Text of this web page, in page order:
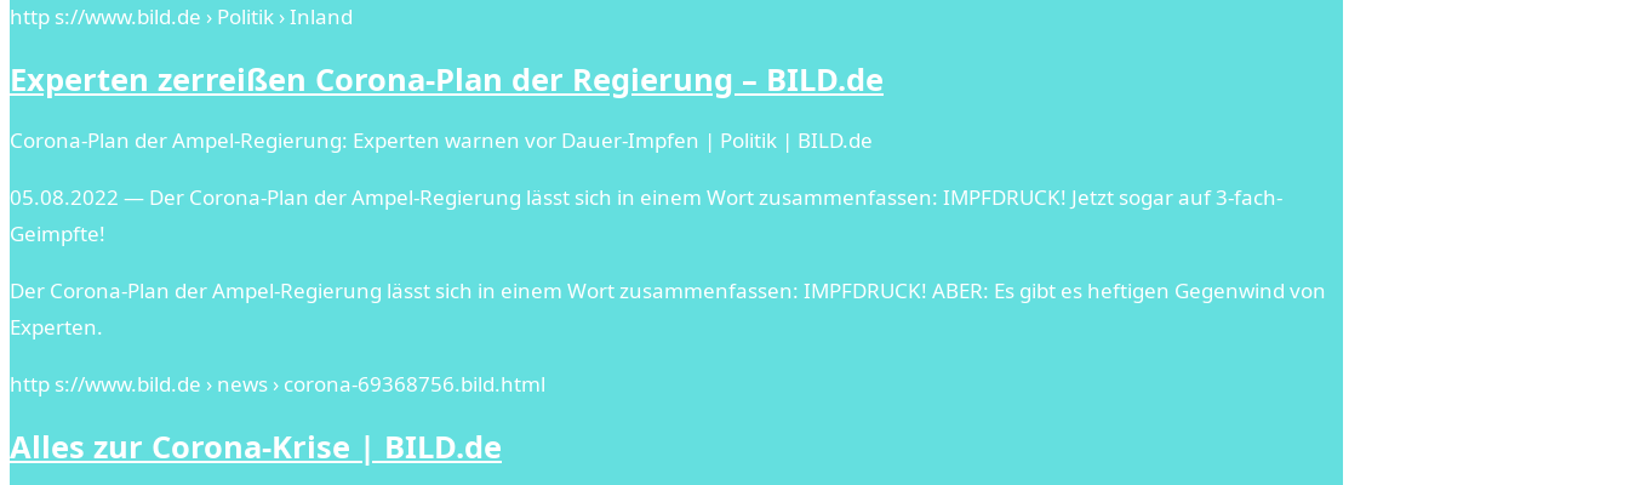
http s://www.bild.de › Politik › Inland
Experten zerreißen Corona-Plan der Regierung – BILD.de
Corona-Plan der Ampel-Regierung: Experten warnen vor Dauer-Impfen | Politik | BILD.de
05.08.2022 — Der Corona-Plan der Ampel-Regierung lässt sich in einem Wort zusammenfassen: IMPFDRUCK! Jetzt sogar auf 3-fach-
Geimpfte!
Der Corona-Plan der Ampel-Regierung lässt sich in einem Wort zusammenfassen: IMPFDRUCK! ABER: Es gibt es heftigen Gegenwind von
Experten.
http s://www.bild.de › news › corona-69368756.bild.html
Alles zur Corona-Krise | BILD.de